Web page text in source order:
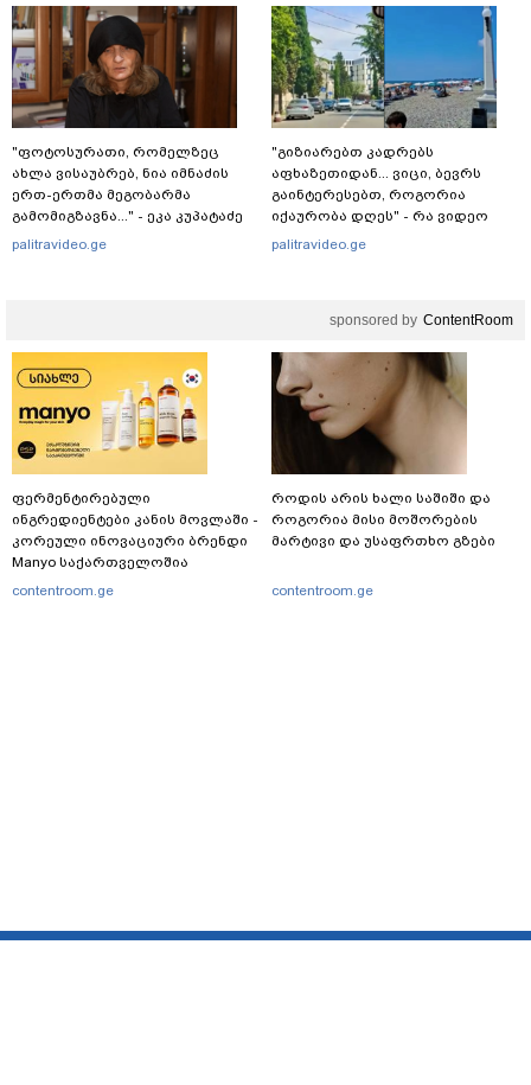
"ფოტოსურათი, რომელზეც
ახლა ვისაუბრებ, ნია იმნაძის
ერთ-ერთმა მეგობარმა
გამომიგზავნა..." - ეკა კუპატაძე
palitravideo.ge
"გიზიარებთ კადრებს
აფხაზეთიდან... ვიცი, ბევრს
გაინტერესებთ, როგორია
იქაურობა დღეს" - რა ვიდეო
ვრცელდება სოციალურ
palitravideo.ge
sponsored by ContentRoom
ფერმენტირებული
ინგრედიენტები კანის მოვლაში -
კორეული ინოვაციური ბრენდი
Manyo საქართველოშია
contentroom.ge
როდის არის ხალი საშიში და
როგორია მისი მოშორების
მარტივი და უსაფრთხო გზები
contentroom.ge